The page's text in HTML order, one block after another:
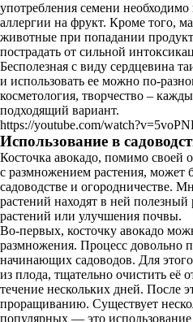
употребления семени
аллергии на фрукт. Кроме того,
животные при попадании
пострадать от сильной
Бесполезная с виду сердцевина
и использовать ее можно по-
косметология, творчество –
подходящий вариант.
https://youtube.com/
Использование в
Косточка авокадо, помимо своей
с размножением растения, может
садоводстве и огородничестве.
растений находят в ней полезный
растений или улучшения почвы.
Во-первых, косточку авокадо
размножения. Процесс довольно
начинающих садоводов. Для
из плода, тщательно очистить её
течение нескольких дней. После
проращиванию. Существует
популярных — это использование